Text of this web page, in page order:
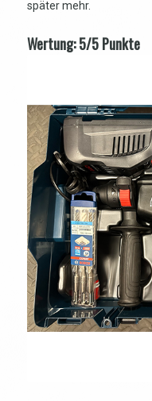
später mehr.
Wertung: 5/5 Punkte